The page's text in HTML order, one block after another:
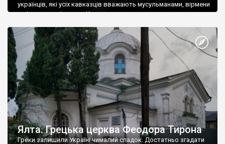
українців, які усіх кавказців вважають мусульманами, вірмени
є відданими вірянами Христа
Ялта. Грецька церква Феодора Тирона
Греки залишили Україні чималий спадок. Достатньо згадати